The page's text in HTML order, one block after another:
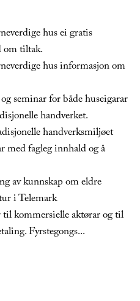
hus ei gratis
om tiltak.
hus informasjon om
seminar for både huseigarar
handverket.
handverksmiljøet
med fagleg innhald og å
av kunnskap om eldre
i Telemark
kommersielle aktørar og til
Fyrstegongs...